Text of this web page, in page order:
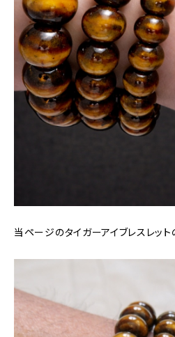
当ページのタイガーアイブレスレッ